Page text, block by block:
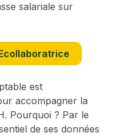
salariale sur
est
accompagner la
Pourquoi ? Par le
de ses données